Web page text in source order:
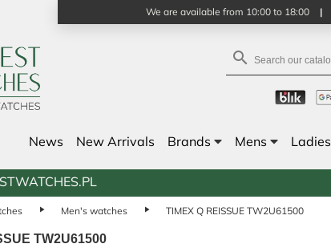
We are available from 10:00 to 18:00 |

News New Arrivals Brands Mens Ladies
play_arrow Men's watches play_arrow TIMEX Q REISSUE TW2U61500
TW2U61500